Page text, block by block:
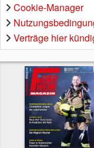
Cookie-Manager
Verträge hier